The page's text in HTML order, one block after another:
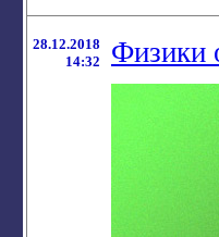
28.12.2018
14:32
Физики